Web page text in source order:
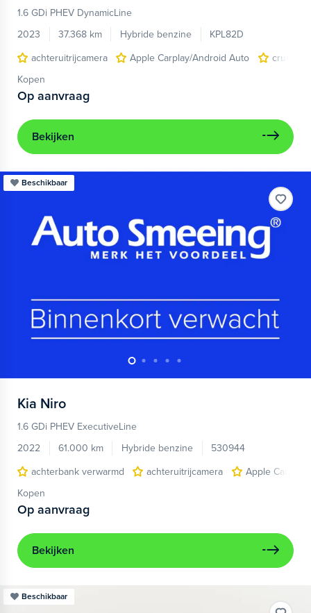
1.6 GDi PHEV DynamicLine
2023
37.368 km Hybride benzine
KPL82D
achteruitrijcamera
Apple Carplay/Android Auto
cruise
Kopen
Op aanvraag
Bekijken
Beschikbaar
Kia Niro
1.6 GDi PHEV ExecutiveLine
2022
61.000 km Hybride benzine
530944
achterbank verwarmd
achteruitrijcamera
Apple
Kopen
Op aanvraag
Bekijken
Beschikbaar